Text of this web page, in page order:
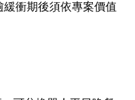
衝期後須依專案價值